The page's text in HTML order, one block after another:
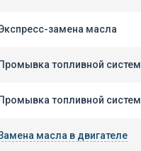
замена масла
Промывка топливной
Промывка топливной
масла в двигателе